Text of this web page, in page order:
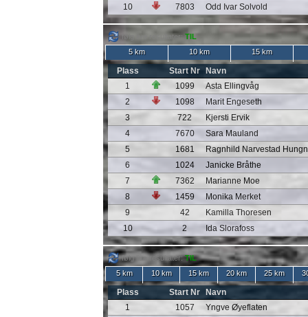
10
7803 Odd Ivar Solvold
følg live resultater:TIL
5 km
10 km 15 km
Plass Start Nr
Navn
1
1099
Asta Ellingvåg
2
1098
Marit Engeseth
3
722
Kjersti Ervik
4
7670
Sara Mauland
5
1681
Ragnhild Narvestad
6
1024
Janicke Bråthe
7
7362
Marianne Moe
8
1459
Monika Merket
9
42
Kamilla Thoresen
10
2 Ida Slorafoss
følg live resultater:TIL
5 km
10 km 15 km 20 km 25 km
Plass Start Nr
Navn
1
1057
Yngve Øyeflaten